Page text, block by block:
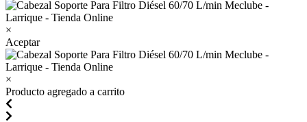
×
Aceptar
×
Producto agregado a carrito